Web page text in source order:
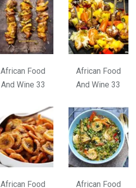
African Food
And Wine 33
African Food
And Wine 33
African Food African Food